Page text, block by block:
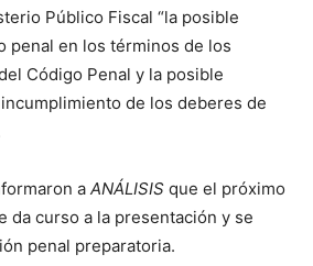
Público Fiscal “la posible
penal en los términos de los
Código Penal y la posible
de los deberes de
a ANÁLISIS que el próximo
da curso a la presentación y se
penal preparatoria.